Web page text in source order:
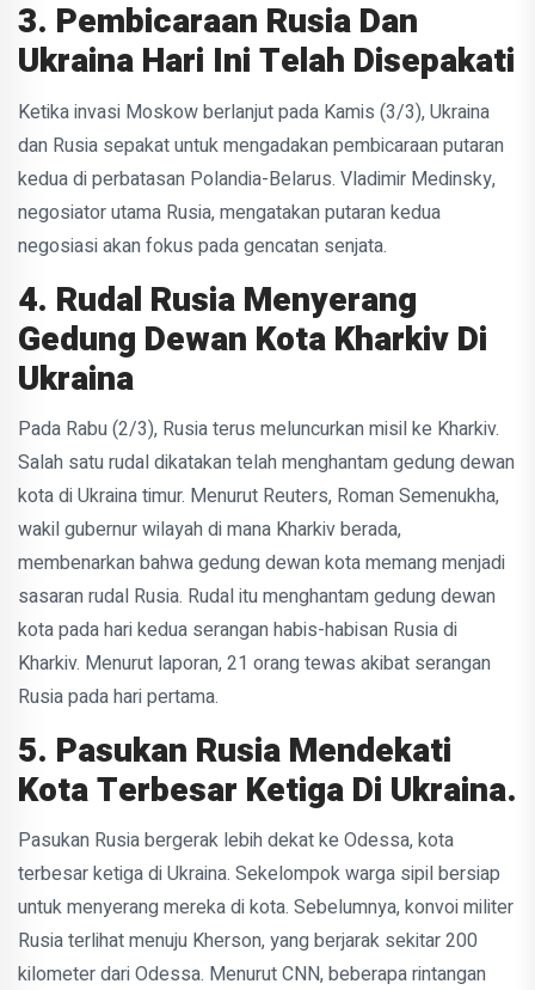
3. Pembicaraan Rusia Dan
Ukraina Hari Ini Telah Disepakati
Ketika invasi Moskow berlanjut pada Kamis (3/3), Ukraina
dan Rusia sepakat untuk mengadakan pembicaraan putaran
kedua di perbatasan Polandia-Belarus. Vladimir Medinsky,
negosiator utama Rusia, mengatakan putaran kedua
negosiasi akan fokus pada gencatan senjata.
4. Rudal Rusia Menyerang
Gedung Dewan Kota Kharkiv Di
Ukraina
Pada Rabu (2/3), Rusia terus meluncurkan misil ke Kharkiv.
Salah satu rudal dikatakan telah menghantam gedung dewan
kota di Ukraina timur. Menurut Reuters, Roman Semenukha,
wakil gubernur wilayah di mana Kharkiv berada,
membenarkan bahwa gedung dewan kota memang menjadi
sasaran rudal Rusia. Rudal itu menghantam gedung dewan
kota pada hari kedua serangan habis-habisan Rusia di
Kharkiv. Menurut laporan, 21 orang tewas akibat serangan
Rusia pada hari pertama.
5. Pasukan Rusia Mendekati
Kota Terbesar Ketiga Di Ukraina.
Pasukan Rusia bergerak lebih dekat ke Odessa, kota
terbesar ketiga di Ukraina. Sekelompok warga sipil bersiap
untuk menyerang mereka di kota. Sebelumnya, konvoi militer
Rusia terlihat menuju Kherson, yang berjarak sekitar 200
kilometer dari Odessa. Menurut CNN, beberapa rintangan